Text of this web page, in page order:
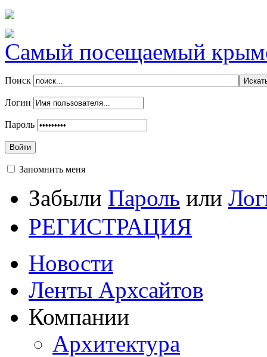
Самый посещаемый
Поиск
Логин
Пароль
Войти
Запомнить меня
Забыли Пароль или
РЕГИСТРАЦИЯ
Новости
Ленты Архсайтов
Компании
Архитектура